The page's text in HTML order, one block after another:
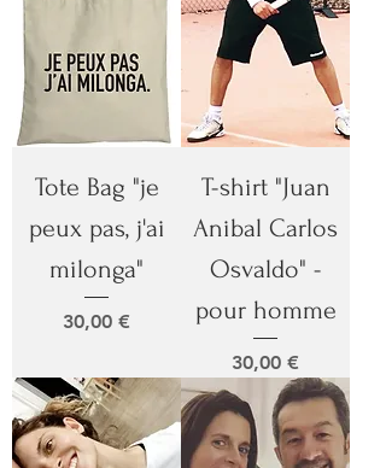
Tote Bag "je
peux pas, j'ai
milonga"
Prix
30,00 €
T-shirt "Juan
Anibal Carlos
Osvaldo" -
pour homme
Prix
30,00 €